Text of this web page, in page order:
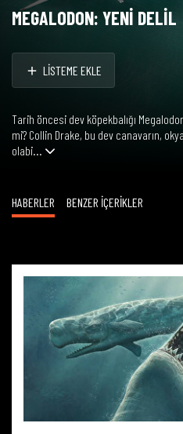
MEGALODON: YENİ DELİL
LİSTEME EKLE
Tarih öncesi dev köpekbalığı
mi? Collin Drake, bu dev canavarın,
olabi...
HABERLER BENZER İÇERİKLER